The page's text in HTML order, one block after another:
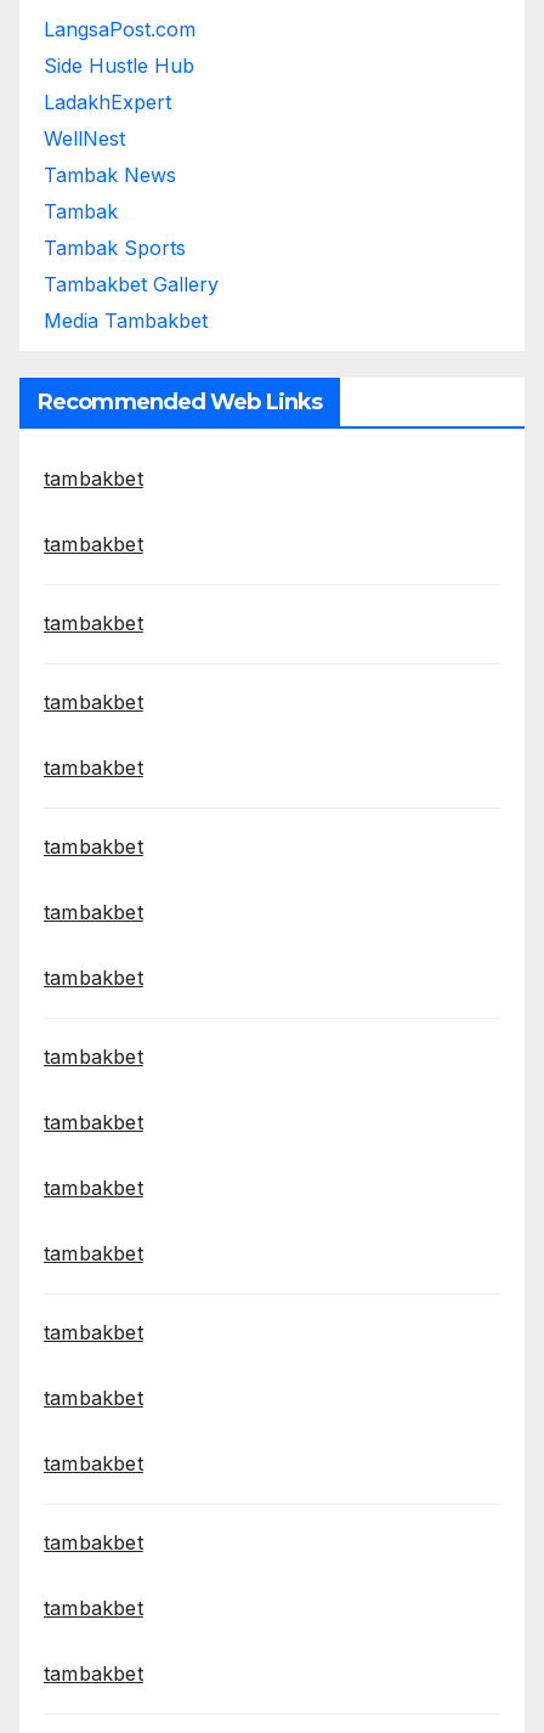
LangsaPost.com
Side Hustle Hub
LadakhExpert
WellNest
Tambak News
Tambak
Tambak Sports
Tambakbet Gallery
Media Tambakbet
Recommended Web Links
tambakbet
tambakbet
tambakbet
tambakbet
tambakbet
tambakbet
tambakbet
tambakbet
tambakbet
tambakbet
tambakbet
tambakbet
tambakbet
tambakbet
tambakbet
tambakbet
tambakbet
tambakbet